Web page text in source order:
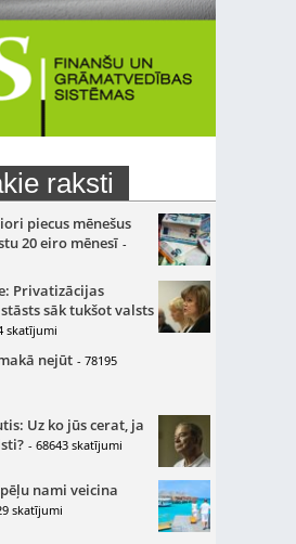
raksti
piecus mēnešus
20 eiro mēnesī -
Privatizācijas
sāk tukšot valsts
skatījumi
nejūt - 78195
Uz ko jūs cerat, ja
- 68643 skatījumi
nami veicina
skatījumi